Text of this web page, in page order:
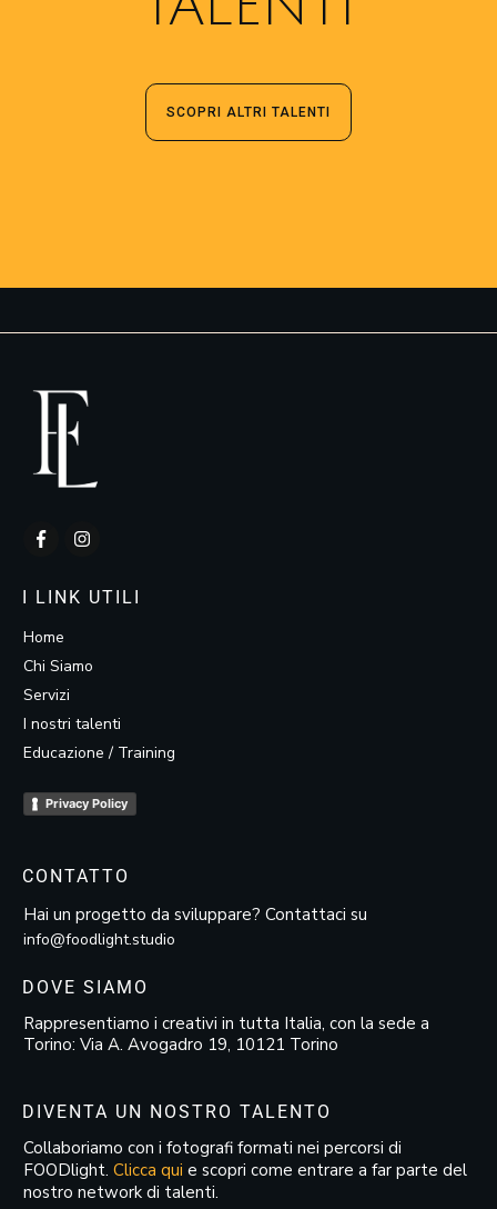
SCOPRI ALTRI TALENTI
I LINK UTILI
Home
Chi Siamo
Servizi
I nostri talenti
Educazione / Training
Privacy Policy
CONTATTO
Hai un progetto da sviluppare? Contattaci su
info@foodlight.studio
DOVE SIAMO
Rappresentiamo i creativi in tutta Italia, con la sede a
Torino: Via A. Avogadro 19, 10121 Torino
DIVENTA UN NOSTRO TALENTO
Collaboriamo con i fotografi formati nei percorsi di
FOODlight. Clicca qui e scopri come entrare a far parte del
nostro network di talenti.